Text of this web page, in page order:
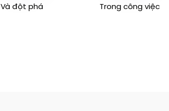
Và đột phá
Trong công việc